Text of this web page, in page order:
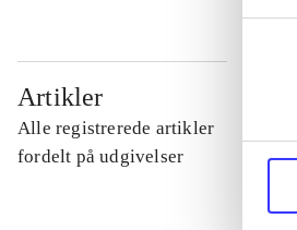
Artikler
Alle registrerede artikler
fordelt på udgivelser